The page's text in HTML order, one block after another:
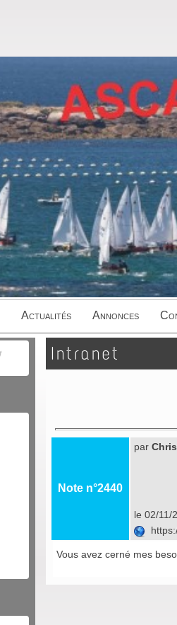
Actualités Annonces
Intranet
Note n°2440
par
le 02/11/
Vous avez cerné mes